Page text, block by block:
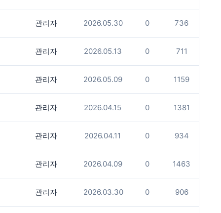
관리자 2026.05.30 0 736
관리자 2026.05.13 0 711
관리자 2026.05.09 0 1159
관리자 2026.04.15 0 1381
관리자 2026.04.11 0 934
관리자 2026.04.09 0 1463
관리자 2026.03.30 0 906